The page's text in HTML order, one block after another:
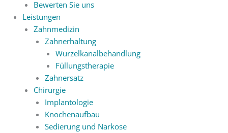
Bewerten Sie uns
Leistungen
Zahnmedizin
Zahnerhaltung
Wurzelkanalbehandlung
Füllungstherapie
Zahnersatz
Chirurgie
Implantologie
Knochenaufbau
Sedierung und Narkose